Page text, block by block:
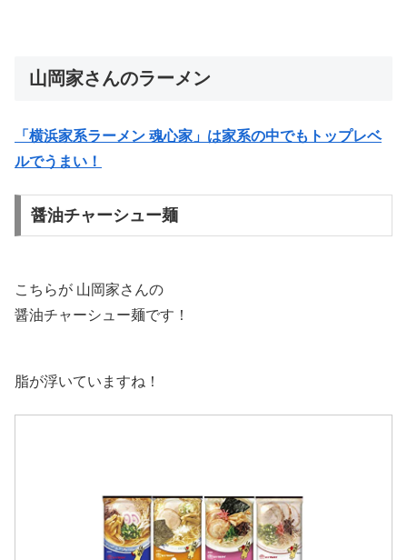
山岡家さんのラーメン
「横浜家系ラーメン 魂心家」は家系の中でもトップレベ
ルでうまい！
醤油チャーシュー麺
こちらが 山岡家さんの
醤油チャーシュー麺です！
脂が浮いていますね！